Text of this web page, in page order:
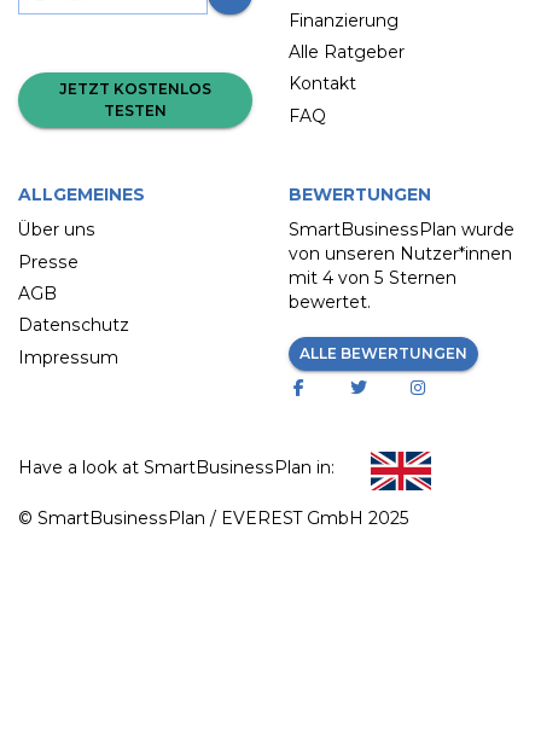
JETZT KOSTENLOS
TESTEN
Finanzierung
Alle Ratgeber
Kontakt
FAQ
ALLGEMEINES
Über uns
Presse
AGB
Datenschutz
Impressum
BEWERTUNGEN
SmartBusinessPlan wurde
von unseren Nutzer*innen
mit 4 von 5 Sternen
bewertet.
ALLE BEWERTUNGEN
© SmartBusinessPlan / EVEREST GmbH 2025
Have a look at SmartBusinessPlan in: